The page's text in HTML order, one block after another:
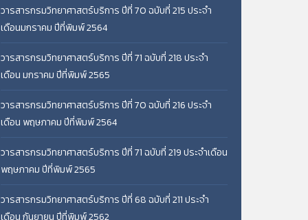
วารสารกรมวิทยาศาสตร์บริการ ปีที่ 70 ฉบับที่ 215 ประจำ
เดือนมกราคม ปีที่พิมพ์ 2564
วารสารกรมวิทยาศาสตร์บริการ ปีที่ 71 ฉบับที่ 218 ประจำ
เดือน มกราคม ปีที่พิมพ์ 2565
วารสารกรมวิทยาศาสตร์บริการ ปีที่ 70 ฉบับที่ 216 ประจำ
เดือน พฤษภาคม ปีที่พิมพ์ 2564
วารสารกรมวิทยาศาสตร์บริการ ปีที่ 71 ฉบับที่ 219 ประจำเดือน
พฤษภาคม ปีที่พิมพ์ 2565
วารสารกรมวิทยาศาสตร์บริการ ปีที่ 68 ฉบับที่ 211 ประจำ
เดือน กันยายน ปีที่พิมพ์ 2562